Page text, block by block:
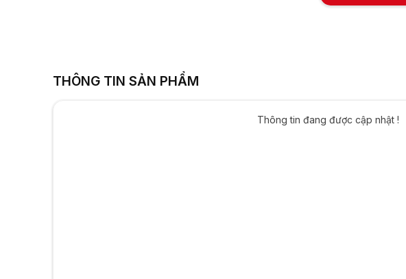
THÔNG TIN SẢN PHẨM
Thông tin đang được cập nhật !